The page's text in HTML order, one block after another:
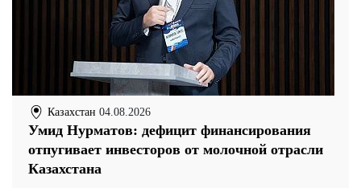
Казахстан 04.08.2026
Умид Нурматов: дефицит финансирования
отпугивает инвесторов от молочной отрасли
Казахстана